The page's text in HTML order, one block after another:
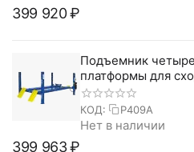
399 920₽
Подъемник
платформы для
КОД: P409A
Нет в наличии
399 963₽